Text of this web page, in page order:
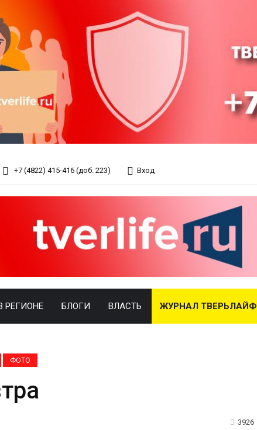
+7 (4822) 415-416 (доб. 223) Вход
РЕГИОНЕ БЛОГИ ВЛАСТЬ ЖУРНАЛ ТВЕРЬЛАЙФ
ФОТО
3926